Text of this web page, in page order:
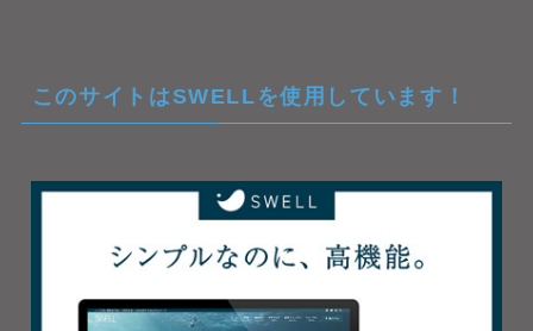
このサイトはSWELLを使用しています！